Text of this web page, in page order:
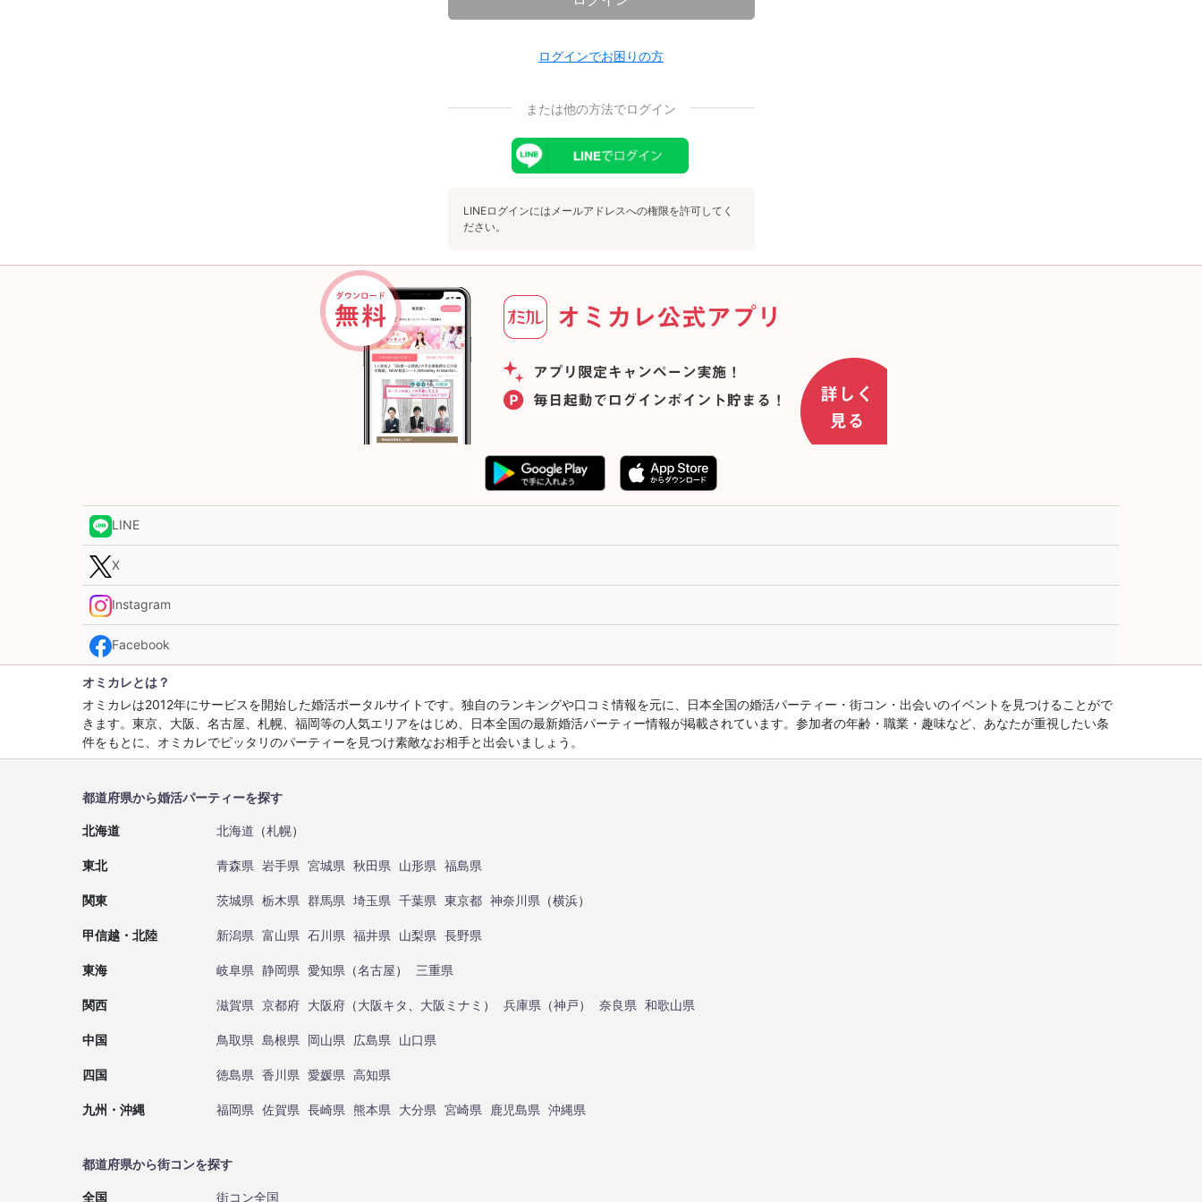
ログインでお困りの方
または他の方法でログイン
LINEログインにはメールアドレスへの権限を許可してく
ださい。
LINE
X
Instagram
Facebook
オミカレとは？
オミカレは2012年にサービスを開始した婚活ポータルサイトです。独自のランキングや口コミ情報を元に、日本全国の婚活パーティー・街コン・出会いのイベントを見つけることがで
きます。東京、大阪、名古屋、札幌、福岡等の人気エリアをはじめ、日本全国の最新婚活パーティー情報が掲載されています。参加者の年齢・職業・趣味など、あなたが重視したい条
件をもとに、オミカレでピッタリのパーティーを見つけ素敵なお相手と出会いましょう。
都道府県から婚活パーティーを探す
北海道 北海道 （札幌）
東北 青森県 岩手県 宮城県 秋田県 山形県 福島県
関東 茨城県 栃木県 群馬県 埼玉県 千葉県 東京都 神奈川県 （横浜）
甲信越・北陸 新潟県 富山県 石川県 福井県 山梨県 長野県
東海 岐阜県 静岡県 愛知県 （名古屋） 三重県
関西 滋賀県 京都府 大阪府 （大阪キタ 大阪ミナミ ） 兵庫県 （神戸） 奈良県 和歌山県
中国 鳥取県 島根県 岡山県 広島県 山口県
四国 徳島県 香川県 愛媛県 高知県
九州・沖縄 福岡県 佐賀県 長崎県 熊本県 大分県 宮崎県 鹿児島県 沖縄県
都道府県から街コンを探す
全国 街コン全国